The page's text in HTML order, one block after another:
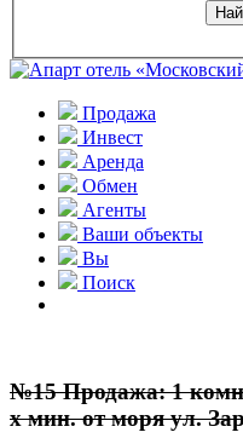
Продажа
Инвест
Аренда
Обмен
Агенты
Ваши объекты
Вы
Поиск
№15 Продажа: 1
х мин. от моря ул.